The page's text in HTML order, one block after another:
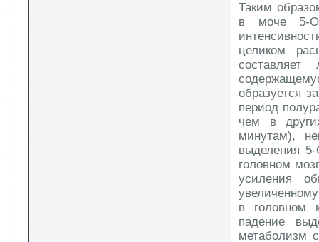
Таким
в моче 5-
целиком
образуется
период
чем в
минутам),
выделения
головном
усиления
в головном
падение
метаболизм